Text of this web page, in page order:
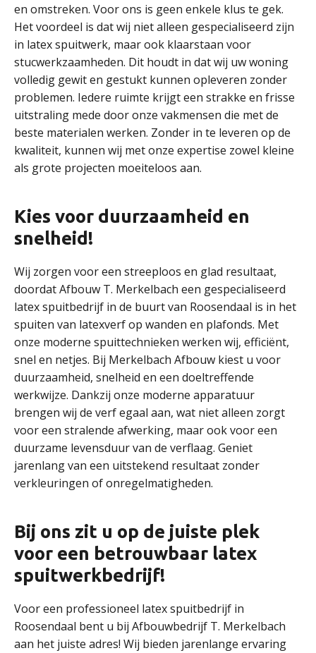
en omstreken. Voor ons is geen enkele klus te gek.
Het voordeel is dat wij niet alleen gespecialiseerd zijn
in latex spuitwerk, maar ook klaarstaan voor
stucwerkzaamheden. Dit houdt in dat wij uw woning
volledig gewit en gestukt kunnen opleveren zonder
problemen. Iedere ruimte krijgt een strakke en frisse
uitstraling mede door onze vakmensen die met de
beste materialen werken. Zonder in te leveren op de
kwaliteit, kunnen wij met onze expertise zowel kleine
als grote projecten moeiteloos aan.
Kies voor duurzaamheid en
snelheid!
Wij zorgen voor een streeploos en glad resultaat,
doordat Afbouw T. Merkelbach een gespecialiseerd
latex spuitbedrijf in de buurt van Roosendaal is in het
spuiten van latexverf op wanden en plafonds. Met
onze moderne spuittechnieken werken wij, efficiënt,
snel en netjes. Bij Merkelbach Afbouw kiest u voor
duurzaamheid, snelheid en een doeltreffende
werkwijze. Dankzij onze moderne apparatuur
brengen wij de verf egaal aan, wat niet alleen zorgt
voor een stralende afwerking, maar ook voor een
duurzame levensduur van de verflaag. Geniet
jarenlang van een uitstekend resultaat zonder
verkleuringen of onregelmatigheden.
Bij ons zit u op de juiste plek
voor een betrouwbaar latex
spuitwerkbedrijf!
Voor een professioneel latex spuitbedrijf in
Roosendaal bent u bij Afbouwbedrijf T. Merkelbach
aan het juiste adres! Wij bieden jarenlange ervaring